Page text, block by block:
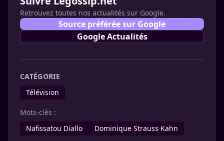
Retrouvez toutes nos actualités sur Google.
Source préférée sur Google
Google Actualités
CATÉGORIE
Télévision
Mots-clés :
Nafissatou Diallo
Dominique Strauss Kahn